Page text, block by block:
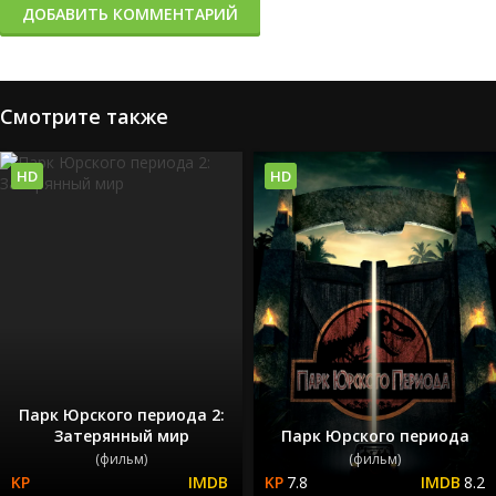
ДОБАВИТЬ КОММЕНТАРИЙ
Смотрите также
Парк Юрского периода 2:
Затерянный мир
(фильм)
HD
Парк Юрского периода
(фильм)
7.8 8.2
HD